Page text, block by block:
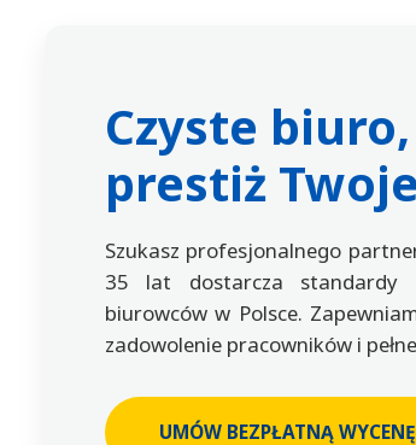
Czyste
prestiż
Szukasz profesjonalnego
35 lat dostarcza standardy
biurowców w Polsce.
zadowolenie pracowników i
UMÓW BEZPŁATNĄ WYCENĘ